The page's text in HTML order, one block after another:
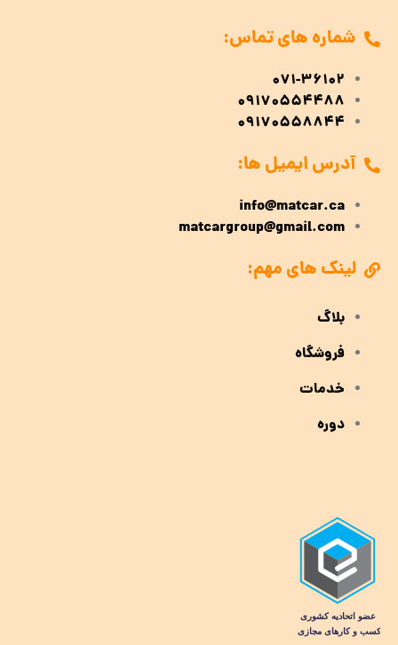
شماره های تماس:
071-36102
09170554488
09170558844
آدرس ایمیل ها:
info@matcar.ca
matcargroup@gmail.com
لینک های مهم:
بلاگ
فروشگاه
خدمات
دوره